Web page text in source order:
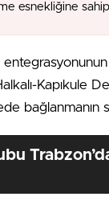
esnekliğine
Kapıkule
bağlanmanın